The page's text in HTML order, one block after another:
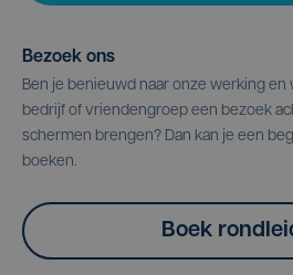
Bezoek ons
Ben je benieuwd naar onze werking
bedrijf of vriendengroep een bezoek
schermen brengen? Dan kan je een
boeken.
Boek